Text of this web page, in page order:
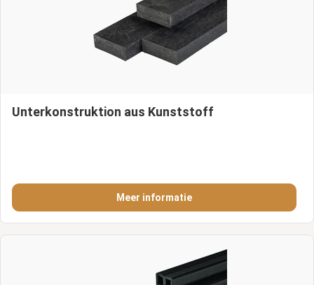
Unterkonstruktion aus Kunststoff
Meer informatie